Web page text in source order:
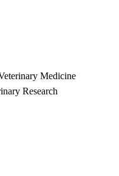
Medicine
Research